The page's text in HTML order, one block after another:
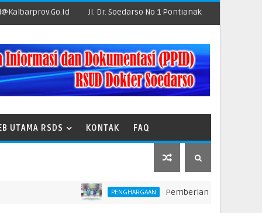
Jl. Dr. Soedarso No 1 Pontianak
UTAMA RSDS KONTAK FAQ
PENGHARGAAN Pemberian Penghargaan